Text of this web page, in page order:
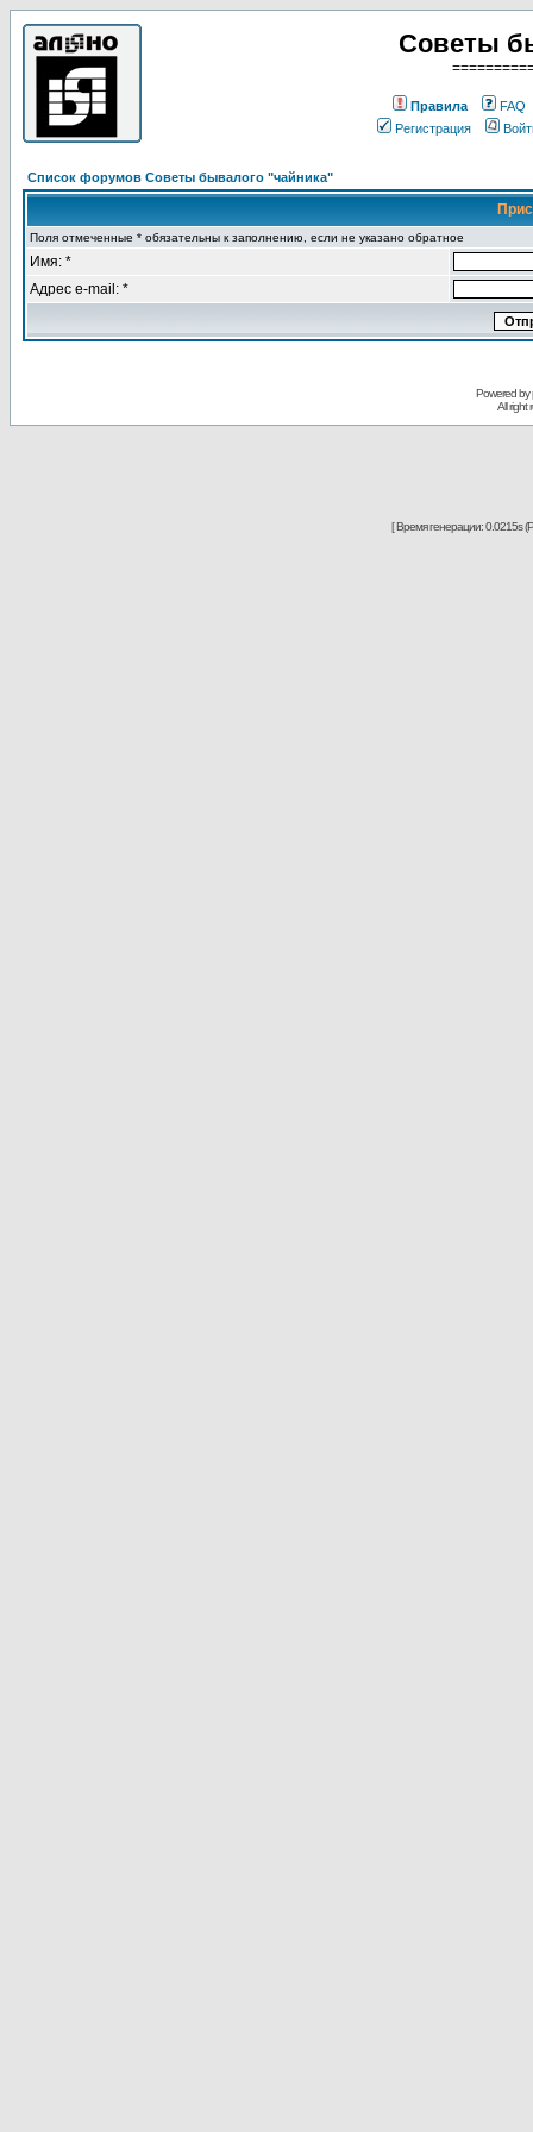
Советы
Правила
FAQ
Регистрация
Список форумов Советы бывалого "чайника"
Поля отмеченные * обязательны к заполнению, если не указано обратное
Имя: *
Адрес e-mail: *
Powered
All right
[ Время генерации: 0.0215s